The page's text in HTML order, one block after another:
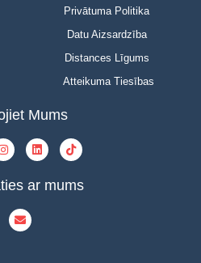
Privātuma Politika
Datu Aizsardzība
Distances Līgums
Atteikuma Tiesības
Mums
ar mums